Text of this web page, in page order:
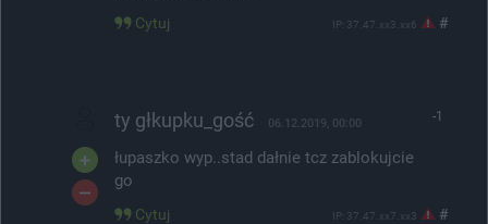
Cytuj IP: 37.47.xx3.xx6 #
-1
ty głkupku_gość 06.12.2019, 00:00
łupaszko wyp..stad dałnie tcz zablokujcie
go
Cytuj IP: 37.47.xx7.xx3 #